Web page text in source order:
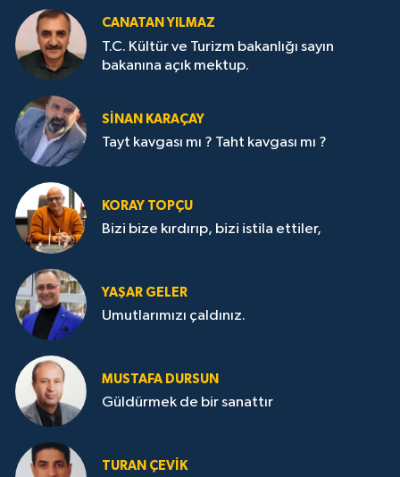
CANATAN YILMAZ
T.C. Kültür ve Turizm bakanlığı sayın
bakanına açık mektup.
SİNAN KARAÇAY
Tayt kavgası mı ? Taht kavgası mı ?
KORAY TOPÇU
Bizi bize kırdırıp, bizi istila ettiler,
YAŞAR GELER
Umutlarımızı çaldınız.
MUSTAFA DURSUN
Güldürmek de bir sanattır
TURAN ÇEVİK